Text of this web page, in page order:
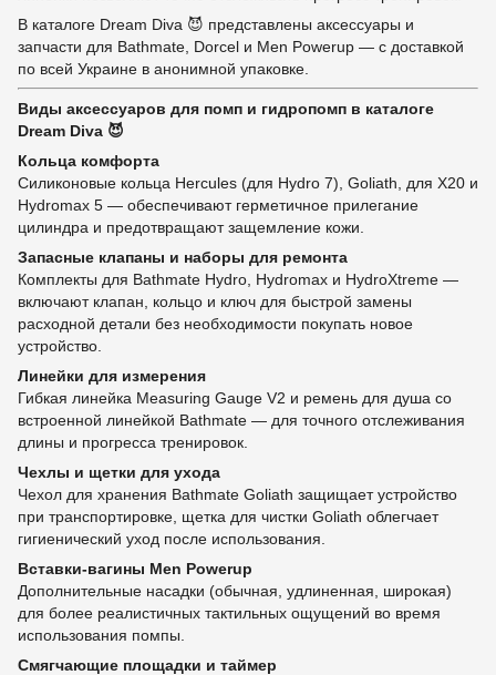
В каталоге Dream Diva 😈 представлены аксессуары и
запчасти для Bathmate, Dorcel и Men Powerup — с доставкой
по всей Украине в анонимной упаковке.
Виды аксессуаров для помп и гидропомп в каталоге
Dream Diva 😈
Кольца комфорта
Силиконовые кольца Hercules (для Hydro 7), Goliath, для X20 и
Hydromax 5 — обеспечивают герметичное прилегание
цилиндра и предотвращают защемление кожи.
Запасные клапаны и наборы для ремонта
Комплекты для Bathmate Hydro, Hydromax и HydroXtreme —
включают клапан, кольцо и ключ для быстрой замены
расходной детали без необходимости покупать новое
устройство.
Линейки для измерения
Гибкая линейка Measuring Gauge V2 и ремень для душа со
встроенной линейкой Bathmate — для точного отслеживания
длины и прогресса тренировок.
Чехлы и щетки для ухода
Чехол для хранения Bathmate Goliath защищает устройство
при транспортировке, щетка для чистки Goliath облегчает
гигиенический уход после использования.
Вставки-вагины Men Powerup
Дополнительные насадки (обычная, удлиненная, широкая)
для более реалистичных тактильных ощущений во время
использования помпы.
Смягчающие площадки и таймер